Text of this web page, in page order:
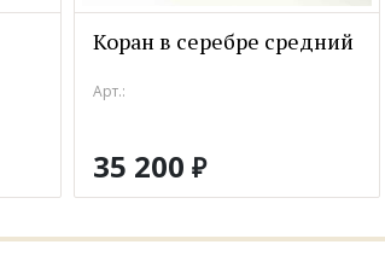
Коран в серебре средний
Арт.:
35 200 ₽